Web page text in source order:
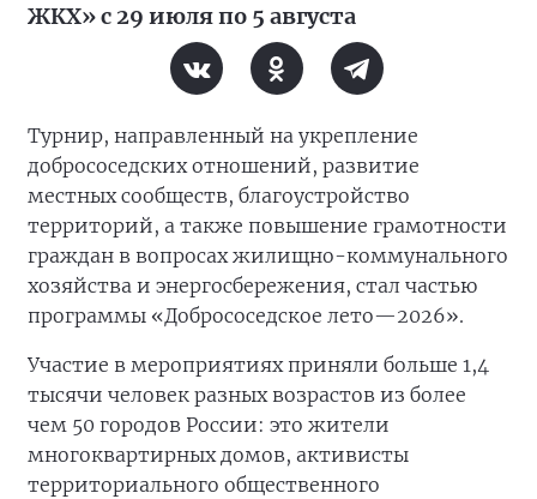
ЖКХ» с 29 июля по 5 августа
Турнир, направленный на укрепление
добрососедских отношений, развитие
местных сообществ, благоустройство
территорий, а также повышение грамотности
граждан в вопросах жилищно-коммунального
хозяйства и энергосбережения, стал частью
программы «Добрососедское лето—2026».
Участие в мероприятиях приняли больше 1,4
тысячи человек разных возрастов из более
чем 50 городов России: это жители
многоквартирных домов, активисты
территориального общественного